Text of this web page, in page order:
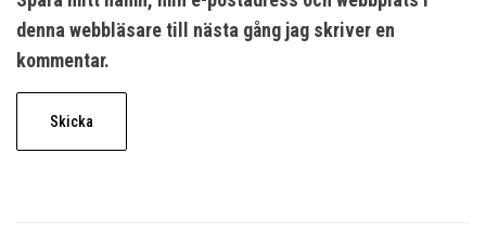
denna webbläsare till nästa gång jag skriver en
kommentar.